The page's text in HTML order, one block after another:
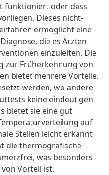
funktioniert oder dass
Dieses nicht-
ermöglicht eine
die es Ärzten
einzuleiten. Die
zur Früherkennung von
bietet mehrere Vorteile.
werden, wo andere
keine eindeutigen
bietet sie eine gut
auf
Stellen leicht erkannt
die thermografische
was besonders
Vorteil ist.